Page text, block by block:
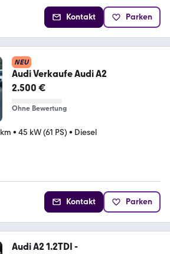
Kontakt Parken
NEU
Audi Verkaufe Audi A2
2.500 €
Ohne Bewertung
• 45 kW (61 PS) • Diesel
Kontakt Parken
Audi A2 1.2TDI -